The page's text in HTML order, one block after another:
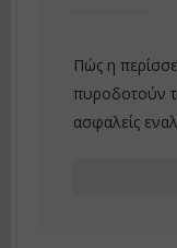
Πώς η
πυροδοτούν
ασφαλείς